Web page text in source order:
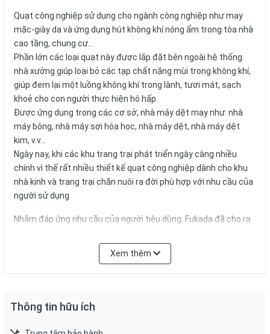
Quạt công nghiệp sử dụng cho ngành công nghiệp như may
mặc-giày da và ứng dụng hút không khí nóng ẩm trong tòa nhà
cao tầng, chung cư…
Phần lớn các loại quạt này được lắp đặt bên ngoài hệ thống
nhà xưởng giúp loại bỏ các tạp chất nặng mùi trong không khí,
giúp đem lại một luồng không khí trong lành, tươi mát, sạch
khoẻ cho con người thực hiện hô hấp.
Được ứng dụng trong các cơ sở, nhà máy dệt may như: nhà
máy bông, nhà máy sợi hóa học, nhà máy dệt, nhà máy dệt
kim, v.v…
Ngày nay, khi các khu trang trại phát triển ngày càng nhiều
chính vì thế rất nhiều thiết kế quạt công nghiệp dành cho khu
nhà kinh và trang trại chăn nuôi ra đời phù hợp với nhu cầu của
người sử dụng
Nhằm đáp ứng nhu cầu của người tiêu dùng, Fukada đã cho ra
vượt trội cùng giá cả phải chăng
Quạt cây Fukada KD650 sở hữu kiểu dáng khá gọn, với các
chiều cân đối. Chân đế của quạt được thiết kế chắc chắn
Xem thêm
Thông tin hữu ích